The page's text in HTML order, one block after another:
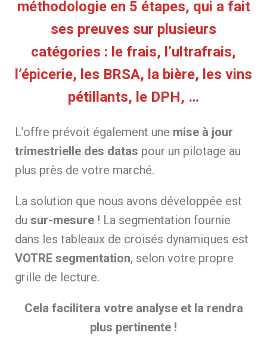
méthodologie en 5 étapes, qui a fait
ses preuves sur plusieurs
catégories : le frais, l’ultrafrais,
l’épicerie, les BRSA, la bière, les vins
pétillants, le DPH, …
L’offre prévoit également une mise à jour
trimestrielle des datas pour un pilotage au
plus près de votre marché.
La solution que nous avons développée est
du sur-mesure ! La segmentation fournie
dans les tableaux de croisés dynamiques est
VOTRE segmentation, selon votre propre
grille de lecture.
Cela facilitera votre analyse et la rendra
plus pertinente !